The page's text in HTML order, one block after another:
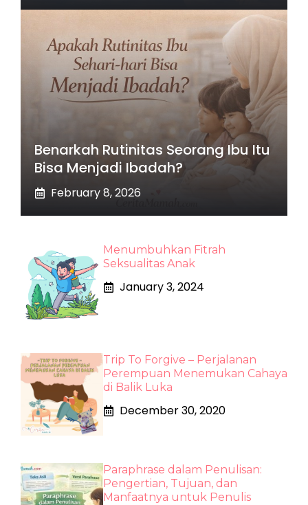
Benarkah Rutinitas Seorang Ibu Itu
Bisa Menjadi Ibadah?
February 8, 2026
Menumbuhkan Fitrah
Seksualitas Anak
January 3, 2024
Trip To Forgive – Perjalanan
Perempuan Menemukan Cahaya
di Balik Luka
December 30, 2020
Paraphrase dalam Penulisan:
Pengertian, Tujuan, dan
Manfaatnya untuk Penulis